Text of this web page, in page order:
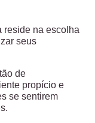
reside na escolha
seus
de
propício e
se sentirem